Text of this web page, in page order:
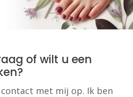
of wilt u een
met mij op. Ik ben